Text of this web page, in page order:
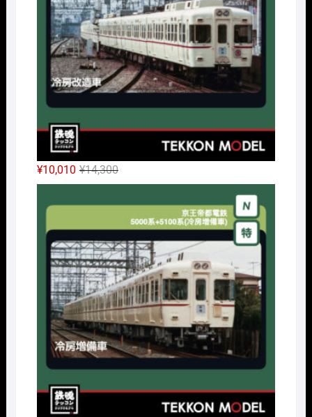
で
し
た。
¥24,338
で
す。
¥14,300元
の
価
¥14,300
で
し
た。
¥10,010
現
在
の
は
¥10,010
で
す。